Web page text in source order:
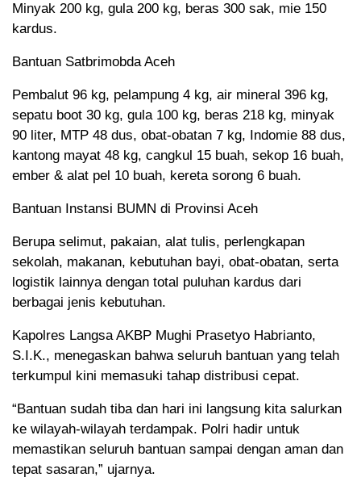
Minyak 200 kg, gula 200 kg, beras 300 sak, mie 150
kardus.
Bantuan Satbrimobda Aceh
Pembalut 96 kg, pelampung 4 kg, air mineral 396 kg,
sepatu boot 30 kg, gula 100 kg, beras 218 kg, minyak
90 liter, MTP 48 dus, obat-obatan 7 kg, Indomie 88 dus,
kantong mayat 48 kg, cangkul 15 buah, sekop 16 buah,
ember & alat pel 10 buah, kereta sorong 6 buah.
Bantuan Instansi BUMN di Provinsi Aceh
Berupa selimut, pakaian, alat tulis, perlengkapan
sekolah, makanan, kebutuhan bayi, obat-obatan, serta
logistik lainnya dengan total puluhan kardus dari
berbagai jenis kebutuhan.
Kapolres Langsa AKBP Mughi Prasetyo Habrianto,
S.I.K., menegaskan bahwa seluruh bantuan yang telah
terkumpul kini memasuki tahap distribusi cepat.
“Bantuan sudah tiba dan hari ini langsung kita salurkan
ke wilayah-wilayah terdampak. Polri hadir untuk
memastikan seluruh bantuan sampai dengan aman dan
tepat sasaran,” ujarnya.